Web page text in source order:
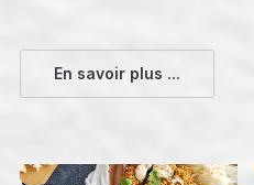
En savoir plus ...